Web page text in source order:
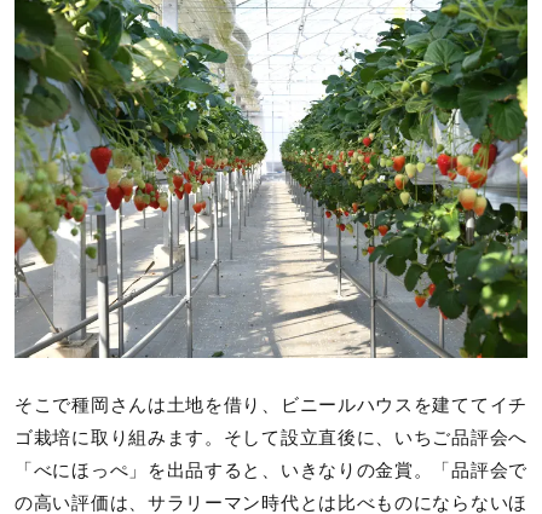
そこで種岡さんは土地を借り、ビニールハウスを建ててイチ
ゴ栽培に取り組みます。そして設立直後に、いちご品評会へ
「べにほっぺ」を出品すると、いきなりの金賞。「品評会で
の高い評価は、サラリーマン時代とは比べものにならないほ